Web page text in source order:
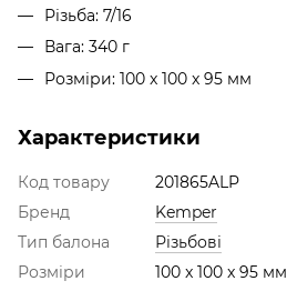
Різьба: 7/16
Вага: 340 г
Розміри: 100 x 100 x 95 мм
Характеристики
Код товару
201865ALP
Бренд
Kemper
Тип балона
Різьбові
Розміри
100 x 100 x 95 мм